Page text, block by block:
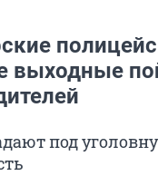
выходные
под